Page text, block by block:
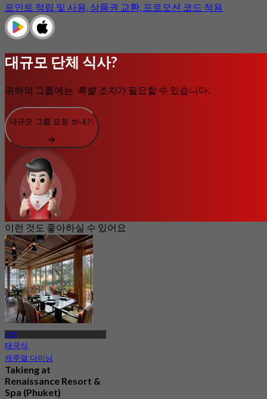
포인트 적립 및 사용, 상품권 교환, 프로모션 코드 적용
대규모 단체 식사?
귀하의 그룹에는 특별 조치가 필요할 수 있습니다.
대규모 그룹 요청 보내기
이런 것도 좋아하실 수 있어요
푸켓
태국식
캐주얼 다이닝
Takieng at
Renaissance Resort &
Spa (Phuket)